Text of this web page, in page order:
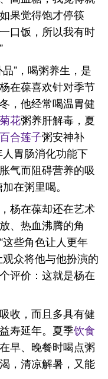
果觉得饱才停筷
口饭，所以我有时
”，喝粥养生，是
在葆喜欢针对季节
，他经常喝温胃健
菊花粥养肝解毒，夏
百合莲子粥安神补
胃肠消化功能下
气而阻碍营养的吸
在粥里喝。
杨在葆却还在艺术
、热血沸腾的角
些角色让人更年
众将他与他扮演的
评价：这就是杨在
收，而且多具有健
寿延年。夏季饮食
早、晚餐时喝点粥
，清凉解暑，又能